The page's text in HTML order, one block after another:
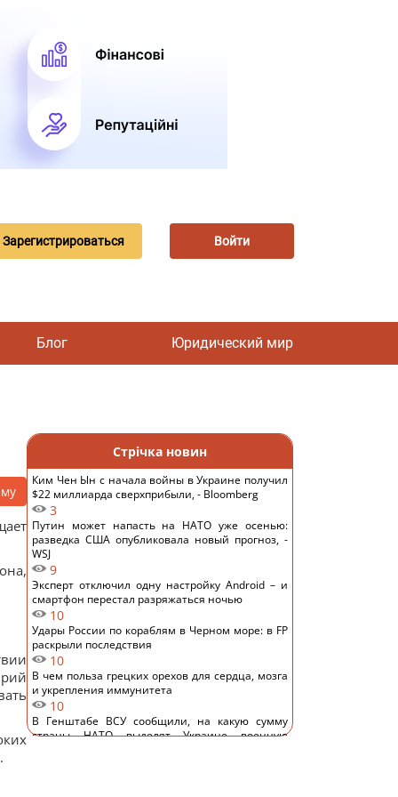
Зарегистрироваться Войти
Блог Юридический мир
Стрічка новин
Ким Чен Ын с начала войны в Украине получил
$22 миллиарда сверхприбыли, - Bloomberg
3
Путин может напасть на НАТО уже осенью:
разведка США опубликовала новый прогноз, -
WSJ
9
Эксперт отключил одну настройку Android – и
смартфон перестал разряжаться ночью
10
Удары России по кораблям в Черном море: в FP
раскрыли последствия
10
В чем польза грецких орехов для сердца, мозга
и укрепления иммунитета
10
В Генштабе ВСУ сообщили, на какую сумму
страны НАТО выделят Украине военную